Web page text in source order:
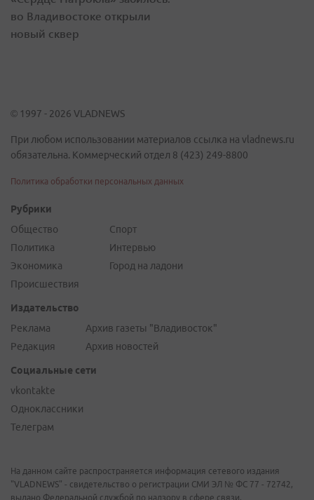
во Владивостоке открыли
новый сквер
© 1997 - 2026 VLADNEWS
При любом использовании материалов ссылка на vladnews.ru
обязательна. Коммерческий отдел 8 (423) 249-8800
Политика обработки персональных данных
Рубрики
Общество
Политика
Экономика
Происшествия
Спорт
Интервью
Город на ладони
Издательство
Реклама
Редакция
Архив газеты "Владивосток"
Архив новостей
Социальные сети
vkontakte
Одноклассники
Телеграм
На данном сайте распространяется информация сетевого издания
"VLADNEWS" - свидетельство о регистрации СМИ ЭЛ № ФС 77 - 72742,
выдано Федеральной службой по надзору в сфере связи,